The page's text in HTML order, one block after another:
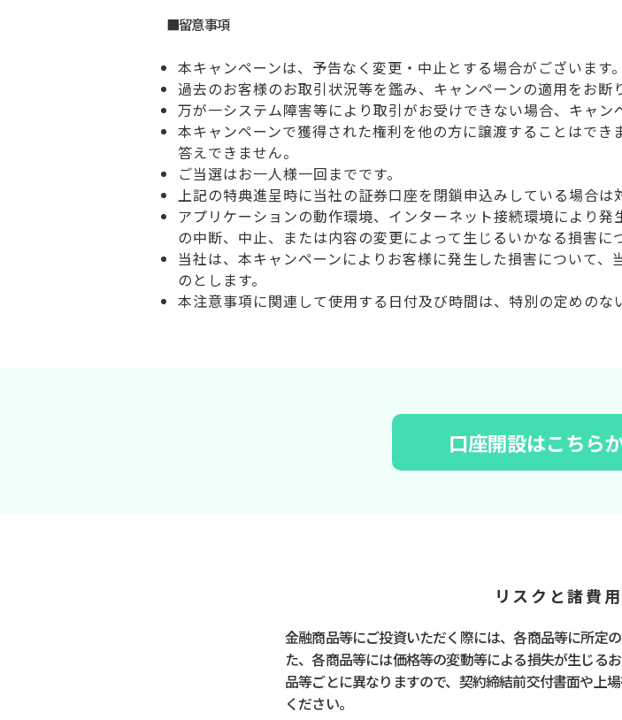
■留意事項
本キャンペーンは、予告なく変更・中止とする場合がございます。
過去のお客様のお取引状況等を鑑み、キャンペーンの適用をお断
万が一システム障害等により取引がお受けできない場合、キャン
本キャンペーンで獲得された権利を他の方に譲渡することはで
答えできません。
ご当選はお一人様一回までです。
上記の特典進呈時に当社の証券口座を閉鎖申込みしている場合は
アプリケーションの動作環境、インターネット接続環境により
の中断、中止、または内容の変更によって生じるいかなる損害に
当社は、本キャンペーンによりお客様に発生した損害について
のとします。
本注意事項に関連して使用する日付及び時間は、特別の定めのな
口座開設はこちら
リスクと諸費
金融商品等にご投資いただく際には、各商品等に所定
た、各商品等には価格等の変動等による損失が生じる
品等ごとに異なりますので、契約締結前交付書面や上
ください。